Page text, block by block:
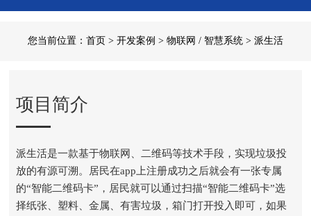
您当前位置： 首页 > 开发案例 > 物联网 / 智慧系统 > 派生活
项目简介
派生活是一款基于物联网、二维码等技术手段，实现垃圾投
放的有源可溯。居民在app上注册成功之后就会有一张专属
的“智能二维码卡”，居民就可以通过扫描“智能二维码卡”选
择纸张、塑料、金属、有害垃圾，箱门打开投入即可，如果